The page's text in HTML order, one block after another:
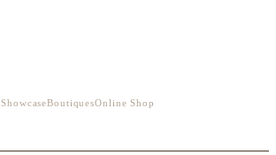
ShowcaseBoutiquesOnline Shop